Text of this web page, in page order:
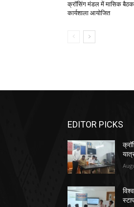
क्रॉसिंग मंडल में मासिक बैठक
कार्यशाला आयोजित
EDITOR PICKS